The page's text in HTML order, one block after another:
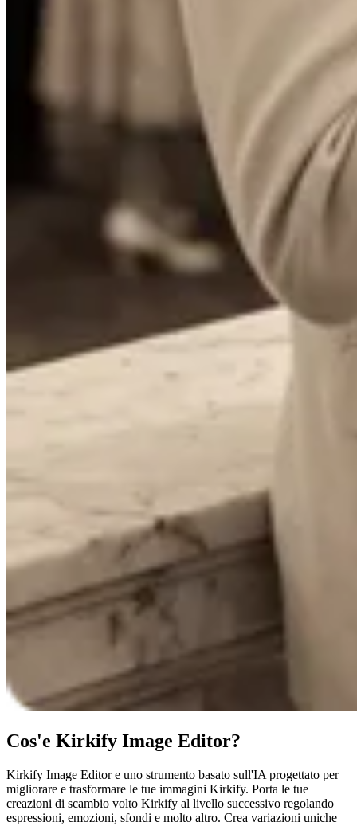
Cos'e Kirkify Image Editor?
Kirkify Image Editor e uno strumento basato sull'IA progettato per
migliorare e trasformare le tue immagini Kirkify. Porta le tue
creazioni di scambio volto Kirkify al livello successivo regolando
espressioni, emozioni, sfondi e molto altro. Crea variazioni uniche